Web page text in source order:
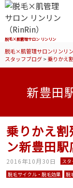
脱毛×肌管理サロン リンリン
脱毛×肌管理サロンリンリ
スタッフブログ>乗りかえ
新豊田
乗りかえ
ン新豊田
2016年10月30日 ス
脱毛サイクル・脱毛効果
脱